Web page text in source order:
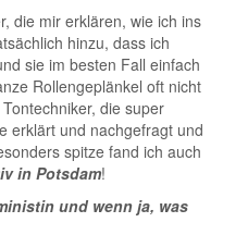
die mir erklären, wie ich ins
hinzu, dass ich
sie im besten Fall einfach
Rollengeplänkel oft nicht
die super
erklärt und nachgefragt und
spitze fand ich auch
in Potsdam!
und wenn ja, was